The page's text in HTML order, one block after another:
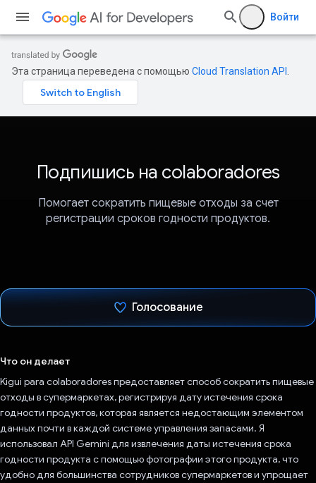
Войти
Эта страница переведена с помощью Cloud Translation API
Подпишись на colaboradores
Помогает сократить пищевые отходы за счет
регистрации сроков годности продуктов.
Голосование
Что он делает
Kigui para colaboradores предоставляет способ сократить пищевые
отходы в супермаркетах, регистрируя дату истечения срока
годности продуктов, которая является недостающим элементом
данных почти в каждой системе управления запасами. Я
использовал API Gemini для извлечения даты истечения срока
годности продукта с помощью фотографии этого продукта, что
удобно для большинства сотрудников супермаркетов и упрощает